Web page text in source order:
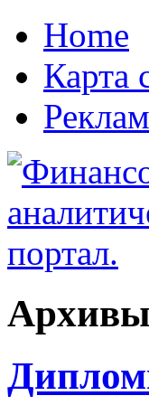
Home
Карта
Архивы